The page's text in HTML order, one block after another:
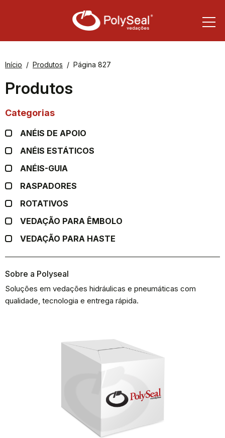
Início Produtos Página 827
Produtos
Categorias
ANÉIS DE APOIO
ANÉIS ESTÁTICOS
ANÉIS-GUIA
RASPADORES
ROTATIVOS
VEDAÇÃO PARA ÊMBOLO
VEDAÇÃO PARA HASTE
Sobre a Polyseal
Soluções em vedações hidráulicas e pneumáticas com
qualidade, tecnologia e entrega rápida.